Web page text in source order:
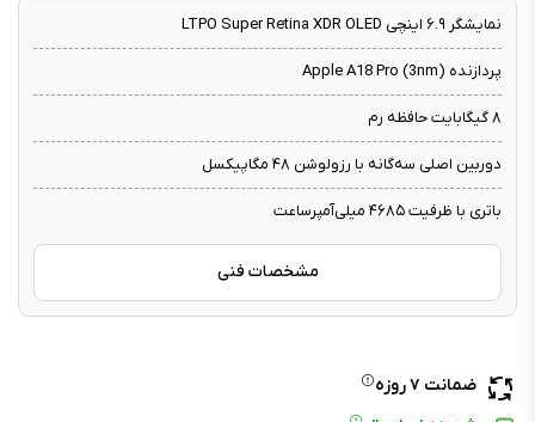
نمایشگر ۶.۹ اینچی LTPO Super Retina XDR OLED
پردازنده Apple A18 Pro (3nm)
۸ گیگابایت حافظه رم
دوربین اصلی سه‌گانه با رزولوشن ۴۸ مگاپیکسل
باتری با ظرفیت ۴۶۸۵ میلی‌آمپرساعت
مشخصات فنی
ضمانت ۷ روزه